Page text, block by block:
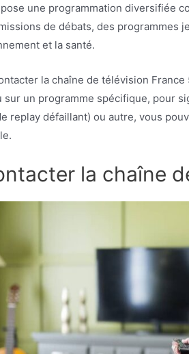
une programmation diversifiée
de débats, des programmes
et la santé.
la chaîne de télévision
sur un programme spécifique, pour
replay défaillant) ou autre, vous
la chaîne